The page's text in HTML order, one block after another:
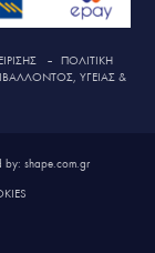
– ΠΟΛΙΤΙΚΗ
ΥΓΕΙΑΣ &
by: shape.com.gr